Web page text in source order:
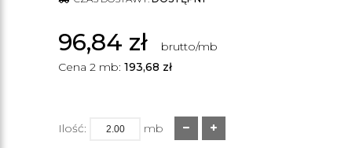
96,84 zł
brutto/mb
Cena 2 mb: 193,68 zł
Ilość: mb